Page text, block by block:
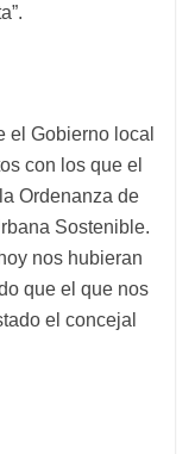
el Gobierno local
con los que el
Ordenanza de
Sostenible.
nos hubieran
que el que nos
el concejal